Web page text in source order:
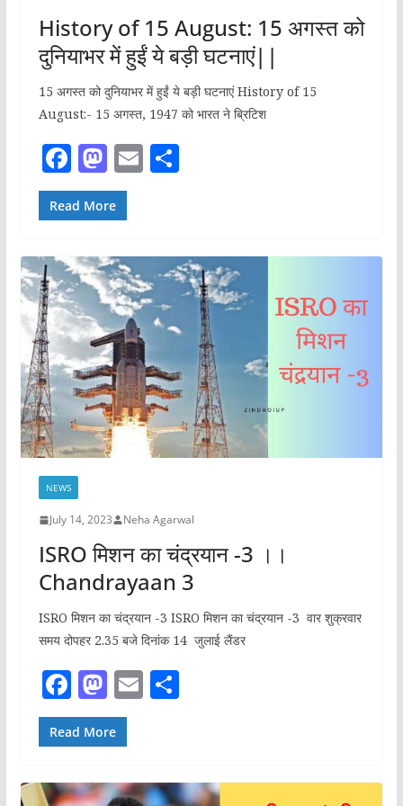
History of 15 August: 15 अगस्त को
दुनियाभर में हुईं ये बड़ी घटनाएं||
15 अगस्त को दुनियाभर में हुईं ये बड़ी घटनाएं History of 15
August:- 15 अगस्त, 1947 को भारत ने ब्रिटिश
F
a
c
b
o
o
k
M
a
st
d
o
n
E S
Read More
NEWS
July 14, 2023 Neha Agarwal
ISRO मिशन का चंद्रयान -3 ।।
Chandrayaan 3
ISRO मिशन का चंद्रयान -3 ISRO मिशन का चंद्रयान -3 वार शुक्रवार
समय दोपहर 2.35 बजे दिनांक 14 जुलाई लैंडर
F
a
c
M
a
st
E S
Read More